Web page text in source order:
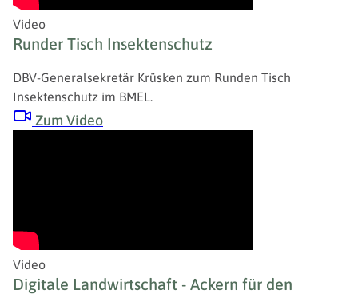
Video
Runder Tisch Insektenschutz
DBV-Generalsekretär Krüsken zum Runden Tisch
Insektenschutz im BMEL.
Zum Video
Video
Digitale Landwirtschaft - Ackern für den